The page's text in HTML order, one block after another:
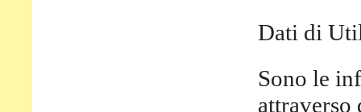
Dati di
Sono le
attraverso